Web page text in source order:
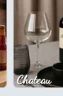
Chateau